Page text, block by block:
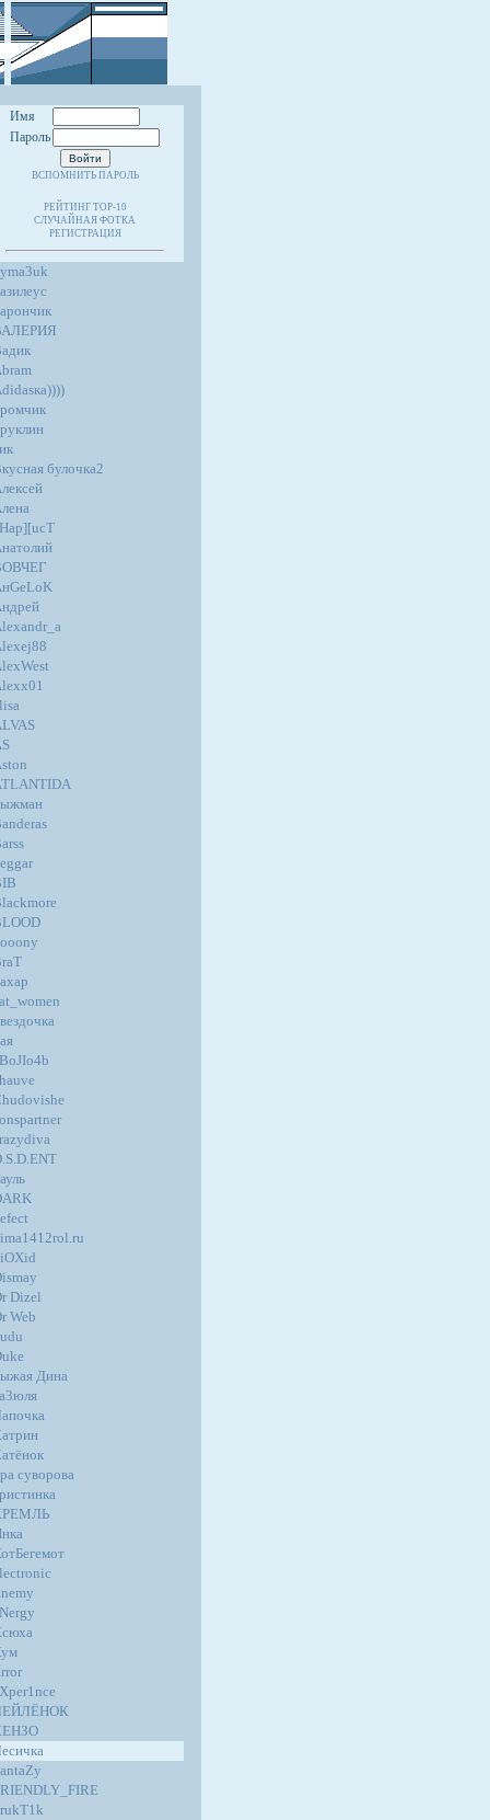
Имя
Пароль
ВСПОМНИТЬ ПАРОЛЬ
РЕЙТИНГ TOP-10
СЛУЧАЙНАЯ ФОТКА
РЕГИСТРАЦИЯ
булочка2
Dizel
Web
Дина
суворова